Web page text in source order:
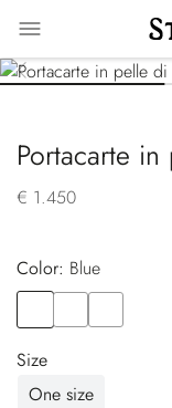
Portacarte
€ 1.450
Color:
blue
Size
One size